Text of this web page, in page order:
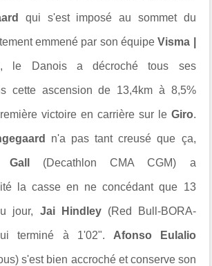
qui s'est imposé au sommet du
emmené par son équipeVisma |
, le Danois a décroché tous ses
cette ascension de 13,4km à 8,5%
victoire en carrière sur le Giro.
n'a pas tant creusé que ça,
Gall (Decathlon CMA CGM) a
la casse en ne concédant que 13
jour, Jai Hindley(Red Bull-BORA-
terminé à 1'02". Afonso Eulalio
s'est bien accroché et conserve son